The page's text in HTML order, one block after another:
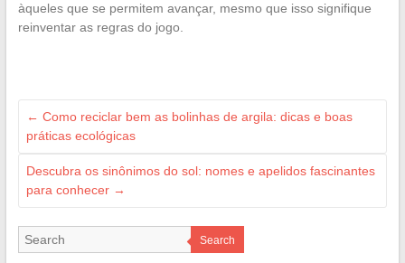
àqueles que se permitem avançar, mesmo que isso signifique
reinventar as regras do jogo.
← Como reciclar bem as bolinhas de argila: dicas e boas
práticas ecológicas
Descubra os sinônimos do sol: nomes e apelidos fascinantes
para conhecer →
Search